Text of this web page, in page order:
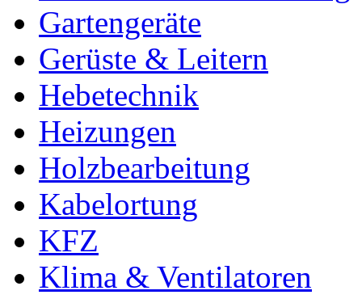
Gartengeräte
Gerüste & Leitern
Hebetechnik
Heizungen
Holzbearbeitung
Kabelortung
KFZ
Klima & Ventilatoren